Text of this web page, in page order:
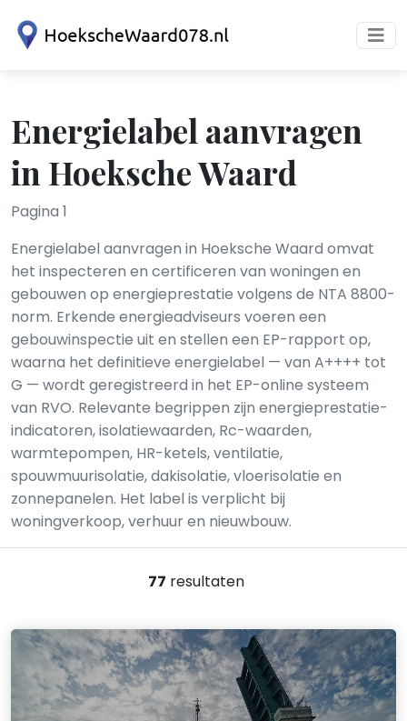
Energielabel aanvragen
in Hoeksche Waard
Pagina 1
Energielabel aanvragen in Hoeksche Waard omvat
het inspecteren en certificeren van woningen en
gebouwen op energieprestatie volgens de NTA 8800-
norm. Erkende energieadviseurs voeren een
gebouwinspectie uit en stellen een EP-rapport op,
waarna het definitieve energielabel — van A++++ tot
G — wordt geregistreerd in het EP-online systeem
van RVO. Relevante begrippen zijn energieprestatie-
indicatoren, isolatiewaarden, Rc-waarden,
warmtepompen, HR-ketels, ventilatie,
spouwmuurisolatie, dakisolatie, vloerisolatie en
zonnepanelen. Het label is verplicht bij
woningverkoop, verhuur en nieuwbouw.
77 resultaten